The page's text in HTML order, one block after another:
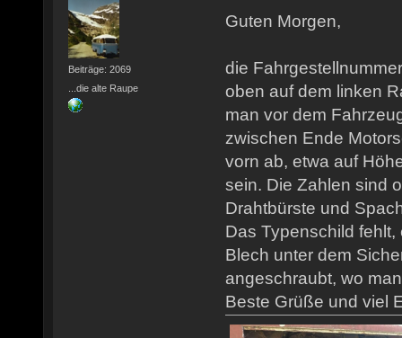
Beiträge: 2069
...die alte Raupe
Guten Morgen,
die
oben auf dem linken
man vor dem
zwischen Ende
vorn ab, etwa auf
sein. Die Zahlen sind
Drahtbürste und
Das Typenschild
Blech unter dem
angeschraubt, wo
Beste Grüße und viel